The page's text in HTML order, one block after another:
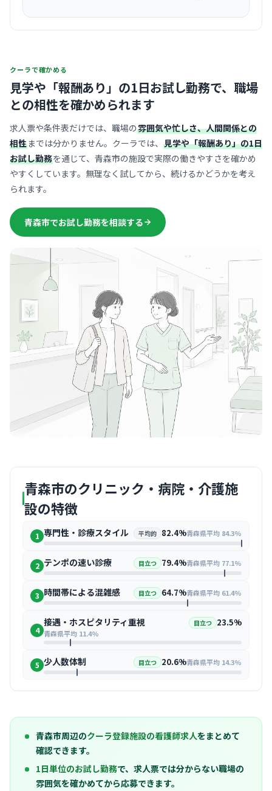
クーラで確かめる
見学や「報酬あり」の1日お試し勤務で、 職場
との相性を確かめられます
求人票や条件表だけでは、職場の雰囲気や忙しさ、人間関係との
相性までは分かりません。クーラでは、 見学や「報酬あり」の1日
お試し勤務を通じて、青森市の施設で実際の働きやすさを確かめ
やすくしています。無理なく試してから、続けるかどうかを考え
られます。
青森市でお試し勤務を相談する
青森市のクリニック・病院・介護施
設の特徴
1 専門性・診療スタイル 平均的 82.4%青森県平均 84.3%
2 テンポの速い診療 目立つ 79.4%青森県平均 77.1%
3 時間帯による混雑感 目立つ 64.7%青森県平均 61.4%
4
接遇・ホスピタリティ重視 目立つ 23.5%
青森県平均 11.4%
5 少人数体制 目立つ 20.6%青森県平均 14.3%
青森市周辺のクーラ登録施設の看護師求人をまとめて
確認できます。
1日単位のお試し勤務で、求人票では分からない職場の
雰囲気を確かめてから応募できます。